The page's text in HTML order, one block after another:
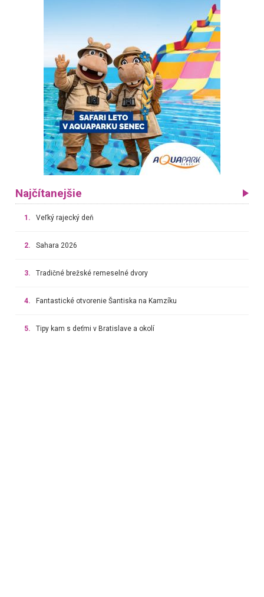
Najčítanejšie
1. Veľký rajecký deň
2. Sahara 2026
3. Tradičné brežské remeselné dvory
4. Fantastické otvorenie Šantiska na Kamzíku
5. Tipy kam s deťmi v Bratislave a okolí